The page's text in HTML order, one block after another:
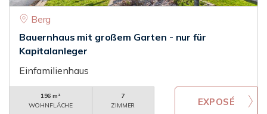
Berg
Bauernhaus mit großem Garten - nur für
Kapitalanleger
Einfamilienhaus
196 m²
WOHNFLÄCHE
7
ZIMMER